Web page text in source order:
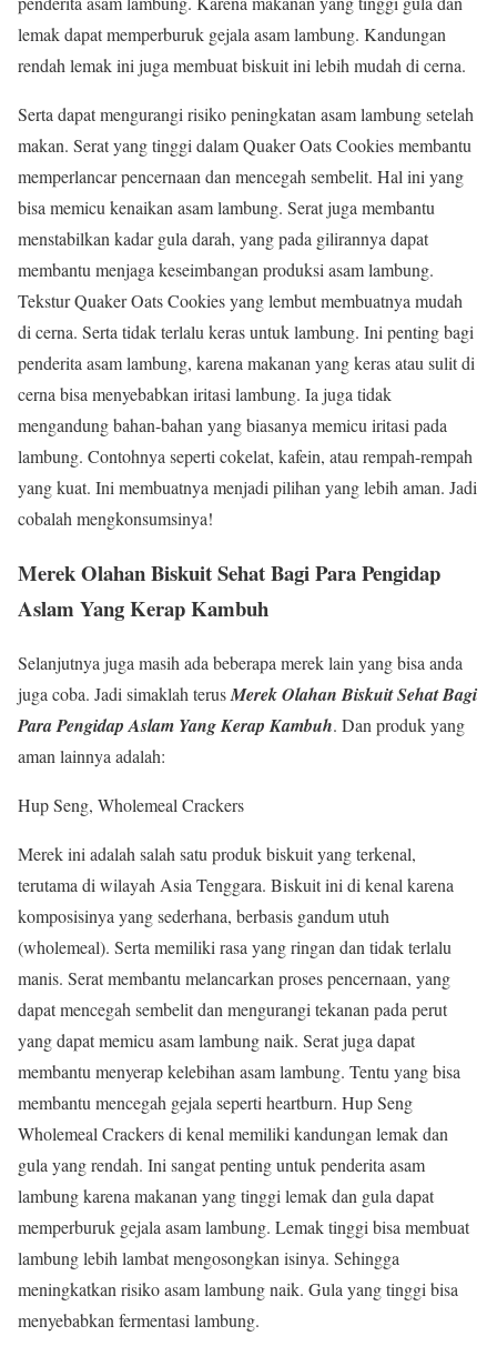
lemak dapat memperburuk gejala asam lambung. Kandungan
rendah lemak ini juga membuat biskuit ini lebih mudah di cerna.
Serta dapat mengurangi risiko peningkatan asam lambung setelah
makan. Serat yang tinggi dalam Quaker Oats Cookies membantu
memperlancar pencernaan dan mencegah sembelit. Hal ini yang
bisa memicu kenaikan asam lambung. Serat juga membantu
menstabilkan kadar gula darah, yang pada gilirannya dapat
membantu menjaga keseimbangan produksi asam lambung.
Tekstur Quaker Oats Cookies yang lembut membuatnya mudah
di cerna. Serta tidak terlalu keras untuk lambung. Ini penting bagi
penderita asam lambung, karena makanan yang keras atau sulit di
cerna bisa menyebabkan iritasi lambung. Ia juga tidak
mengandung bahan-bahan yang biasanya memicu iritasi pada
lambung. Contohnya seperti cokelat, kafein, atau rempah-rempah
yang kuat. Ini membuatnya menjadi pilihan yang lebih aman. Jadi
cobalah mengkonsumsinya!
Merek Olahan Biskuit Sehat Bagi Para Pengidap
Aslam Yang Kerap Kambuh
Selanjutnya juga masih ada beberapa merek lain yang bisa anda
juga coba. Jadi simaklah terusMerek Olahan Biskuit Sehat Bagi
Para Pengidap Aslam Yang Kerap Kambuh. Dan produk yang
aman lainnya adalah:
Hup Seng, Wholemeal Crackers
Merek ini adalah salah satu produk biskuit yang terkenal,
terutama di wilayah Asia Tenggara. Biskuit ini di kenal karena
komposisinya yang sederhana, berbasis gandum utuh
(wholemeal). Serta memiliki rasa yang ringan dan tidak terlalu
manis. Serat membantu melancarkan proses pencernaan, yang
dapat mencegah sembelit dan mengurangi tekanan pada perut
yang dapat memicu asam lambung naik. Serat juga dapat
membantu menyerap kelebihan asam lambung. Tentu yang bisa
membantu mencegah gejala seperti heartburn. Hup Seng
Wholemeal Crackers di kenal memiliki kandungan lemak dan
gula yang rendah. Ini sangat penting untuk penderita asam
lambung karena makanan yang tinggi lemak dan gula dapat
memperburuk gejala asam lambung. Lemak tinggi bisa membuat
lambung lebih lambat mengosongkan isinya. Sehingga
meningkatkan risiko asam lambung naik. Gula yang tinggi bisa
menyebabkan fermentasi lambung.